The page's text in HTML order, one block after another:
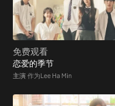
免费观看
恋爱的季节
主演 作为Lee Ha Min